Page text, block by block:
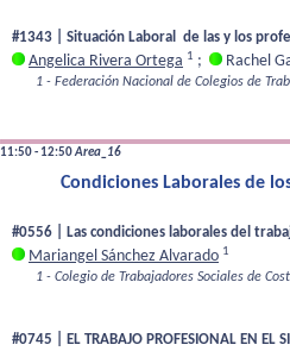
#1343 | Situación Laboral de las y los
Angelica Rivera Ortega 1 ; Rachel
1 - Federación Nacional de Colegios de
11:50 - 12:50Area_16
Condiciones Laborales de
#0556 | Las condiciones laborales del
Mariangel Sánchez Alvarado 1
1 - Colegio de Trabajadores Sociales de
#0745 | EL TRABAJO PROFESIONAL EN EL